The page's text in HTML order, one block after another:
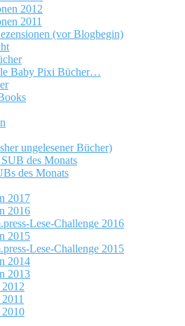
2012
2011
(vor Blogbegin)
Baby Pixi Bücher…
ungelesener Bücher)
des Monats
des Monats
2017
2016
Lese-Challenge 2016
2015
Lese-Challenge 2015
2014
2013
2010